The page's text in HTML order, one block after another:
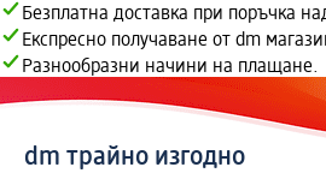
Безплатна доставка при поръчка
Експресно получаване от dm
Разнообразни начини на плащане.
dm трайно изгодно